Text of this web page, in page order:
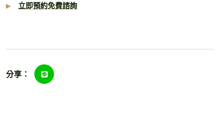
立即預約免費諮詢
分享：